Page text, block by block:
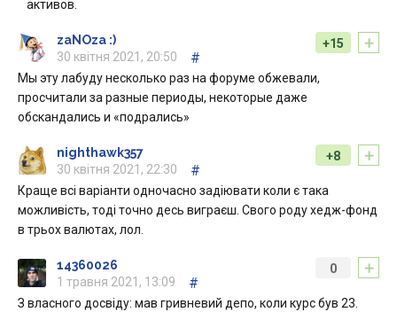
активов.
+
+15
zaNOza :)
30 квітня 2021, 20:50
#
Мы эту лабуду несколько раз на форуме обжевали,
просчитали за разные периоды, некоторые даже
обскандались и «подрались»
+
+8
nighthawk357
30 квітня 2021, 22:30
#
Краще всі варіанти одночасно задіювати коли є така
можливість, тоді точно десь виграєш. Свого роду хедж-фонд
в трьох валютах, лол.
+
0
14360026
1 травня 2021, 13:09
#
З власного досвіду: мав гривневий депо, коли курс був 23.